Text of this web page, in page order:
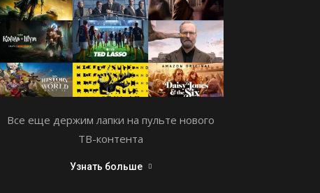
Все еще держим лапки на пульте нового
ТВ-контента
Узнать больше